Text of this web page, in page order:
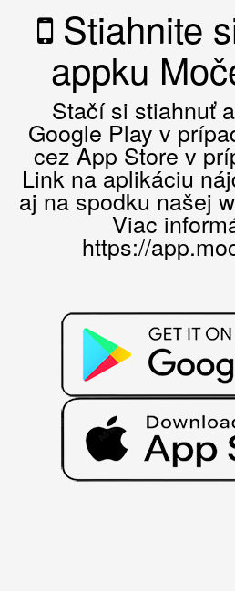
Stiahnite
appku
Stačí si stiahnuť
Google Play v
cez App Store v
Link na aplikáciu
aj na spodku našej
Viac
https://